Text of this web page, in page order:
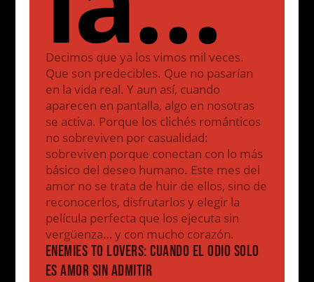
Decimos que ya los vimos mil veces.
Que son predecibles. Que no pasarían
en la vida real. Y aun así, cuando
aparecen en pantalla, algo en nosotras
se activa. Porque los clichés románticos
no sobreviven por casualidad:
sobreviven porque conectan con lo más
básico del deseo humano. Este mes del
amor no se trata de huir de ellos, sino de
reconocerlos, disfrutarlos y elegir la
película perfecta que los ejecuta sin
vergüenza… y con mucho corazón.
ENEMIES TO LOVERS: CUANDO EL ODIO SOLO
ES AMOR SIN ADMITIR